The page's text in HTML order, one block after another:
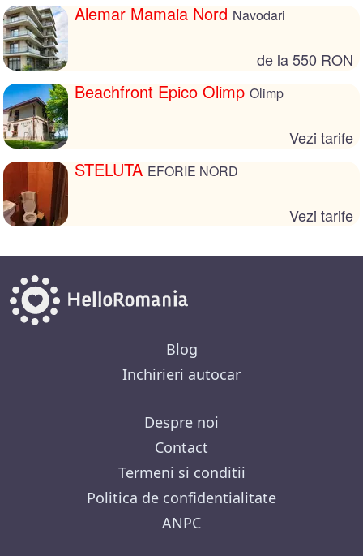
Alemar Mamaia Nord Navodari
de la 550 RON
Beachfront Epico Olimp Olimp
Vezi tarife
STELUTA EFORIE NORD
Vezi tarife
Blog
Inchirieri autocar
Despre noi
Contact
Termeni si conditii
Politica de confidentialitate
ANPC